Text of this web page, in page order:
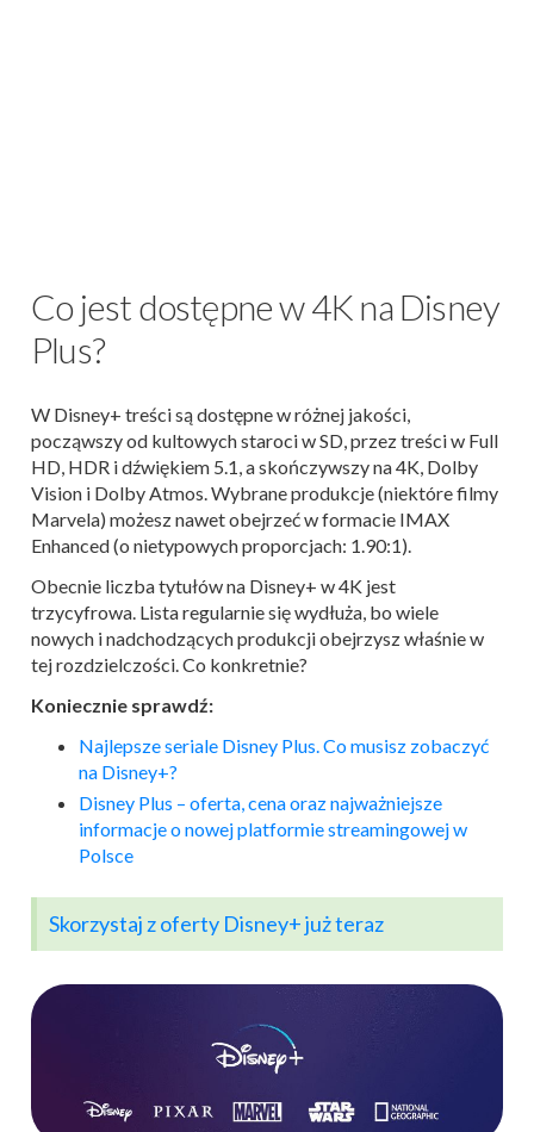
Co jest dostępne w 4K na Disney
Plus?
W Disney+ treści są dostępne w różnej jakości,
począwszy od kultowych staroci w SD, przez treści w Full
HD, HDR i dźwiękiem 5.1, a skończywszy na 4K, Dolby
Vision i Dolby Atmos. Wybrane produkcje (niektóre filmy
Marvela) możesz nawet obejrzeć w formacie IMAX
Enhanced (o nietypowych proporcjach: 1.90:1).
Obecnie liczba tytułów na Disney+ w 4K jest
trzycyfrowa. Lista regularnie się wydłuża, bo wiele
nowych i nadchodzących produkcji obejrzysz właśnie w
tej rozdzielczości. Co konkretnie?
Koniecznie sprawdź:
Najlepsze seriale Disney Plus. Co musisz zobaczyć
na Disney+?
Disney Plus – oferta, cena oraz najważniejsze
informacje o nowej platformie streamingowej w
Polsce
Skorzystaj z oferty Disney+ już teraz